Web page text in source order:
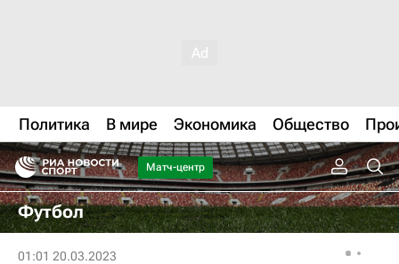
Политика В мире Экономика Общество
Матч-центр
Футбол
01:01 20.03.2023